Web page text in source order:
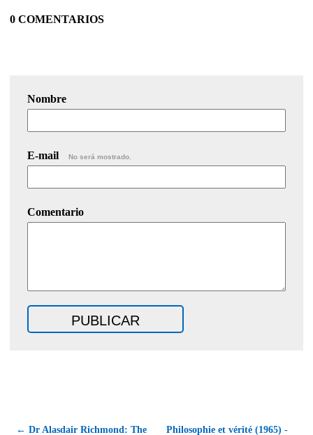
0 COMENTARIOS
Nombre
E-mail No será mostrado.
Comentario
← Dr Alasdair Richmond: The Philosophie et vérité (1965) -